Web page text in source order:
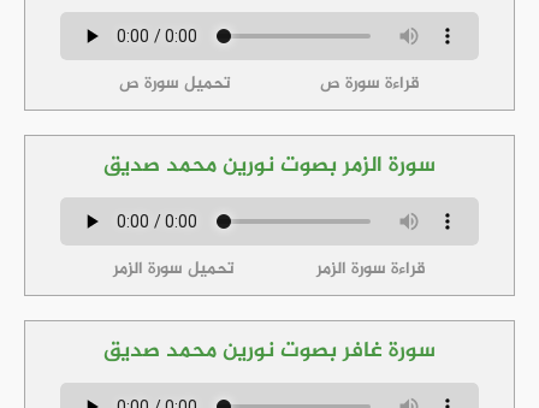
قراءة سورة ص تحميل سورة ص
سورة الزمر بصوت نورين محمد صديق
قراءة سورة الزمر تحميل سورة الزمر
سورة غافر بصوت نورين محمد صديق